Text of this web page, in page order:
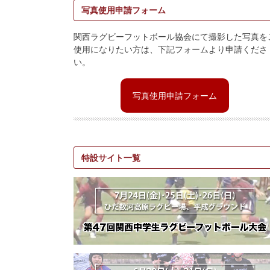
写真使用申請フォーム
関西ラグビーフットボール協会にて撮影した写真を
使用になりたい方は、下記フォームより申請くださ
い。
写真使用申請フォーム
特設サイト一覧